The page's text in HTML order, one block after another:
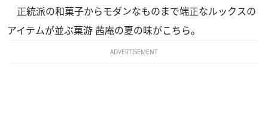
正統派の和菓子からモダンなものまで端正なルックスの
アイテムが並ぶ菓游 茜庵の夏の味がこちら。
ADVERTISEMENT